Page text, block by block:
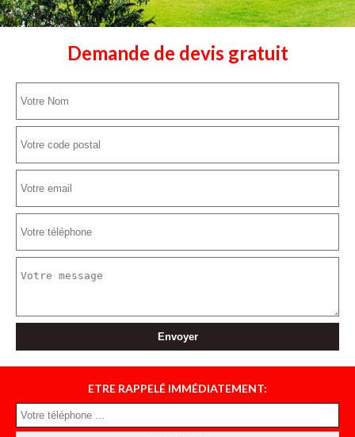
Demande de devis gratuit
ETRE RAPPELÉ IMMÉDIATEMENT: